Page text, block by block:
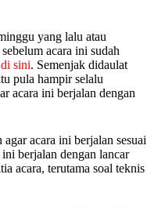
yang lalu atau
acara ini sudah
di sini. Semenjak didaulat
pula hampir selalu
acara ini berjalan dengan
acara ini berjalan sesuai
berjalan dengan lancar
acara, terutama soal teknis